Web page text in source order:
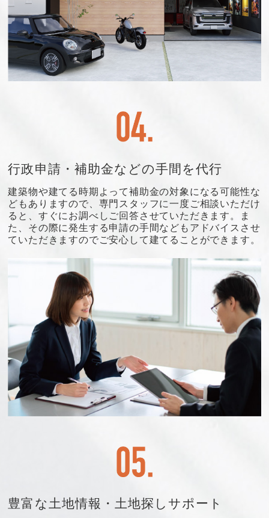
行政申請・補助金などの手間を代行
建築物や建てる時期よって補助金の対象になる可能性な
どもありますので、専門スタッフに一度ご相談いただけ
ると、すぐにお調べしご回答させていただきます。ま
た、その際に発生する申請の手間などもアドバイスさせ
ていただきますのでご安心して建てることができます。
豊富な土地情報・土地探しサポート